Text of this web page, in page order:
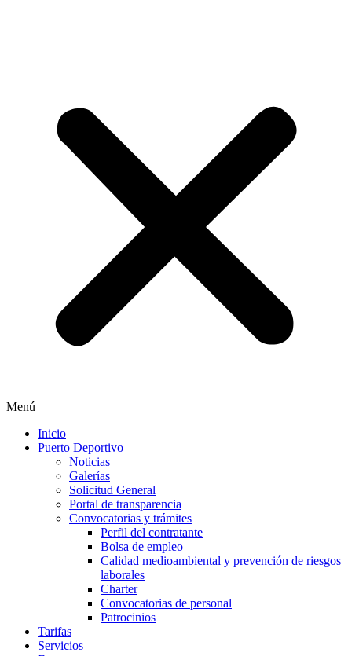
Menú
Inicio
Puerto Deportivo
Noticias
Galerías
Solicitud General
Portal de transparencia
Convocatorias y trámites
Perfil del contratante
Bolsa de empleo
Calidad medioambiental y prevención de riesgos
laborales
Charter
Convocatorias de personal
Patrocinios
Tarifas
Servicios